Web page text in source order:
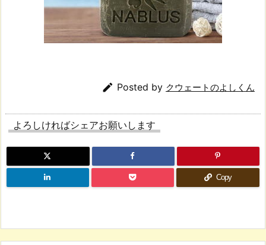
 Posted by クウェートのよしくん
よろしければシェアお願いします
Copy